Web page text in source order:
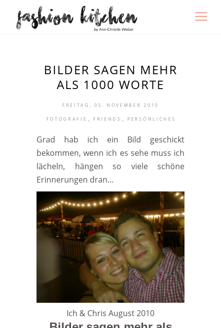
BILDER SAGEN MEHR
ALS 1000 WORTE
FREITAG, 05. NOVEMBER 2010
FOTOGRAFIE , FRIENDS , PERSÖNLICHES
Grad hab ich ein Bild geschickt
bekommen, wenn ich es sehe muss ich
lächeln, hängen so viele schöne
Erinnerungen dran…
Ich & Chris August 2010